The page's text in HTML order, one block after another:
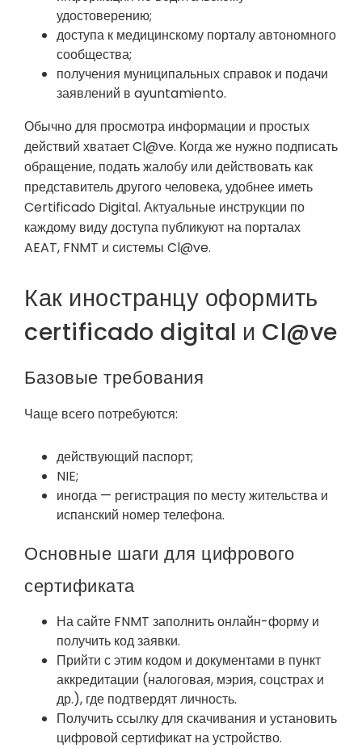
удостоверению;
доступа к медицинскому порталу автономного
сообщества;
получения муниципальных справок и подачи
заявлений в ayuntamiento.
Обычно для просмотра информации и простых
действий хватает Cl@ve. Когда же нужно подписать
обращение, подать жалобу или действовать как
представитель другого человека, удобнее иметь
Certificado Digital. Актуальные инструкции по
каждому виду доступа публикуют на порталах
AEAT, FNMT и системы Cl@ve.
Как иностранцу оформить
certificado digital и Cl@ve
Базовые требования
Чаще всего потребуются:
действующий паспорт;
NIE;
иногда — регистрация по месту жительства и
испанский номер телефона.
Основные шаги для цифрового
сертификата
На сайте FNMT заполнить онлайн-форму и
получить код заявки.
Прийти с этим кодом и документами в пункт
аккредитации (налоговая, мэрия, соцстрах и
др.), где подтвердят личность.
Получить ссылку для скачивания и установить
цифровой сертификат на устройство.